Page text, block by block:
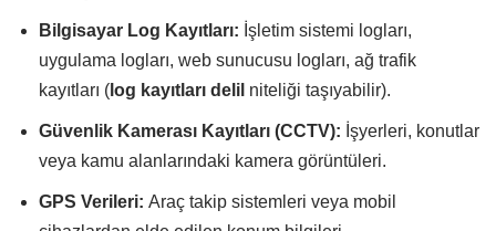
Bilgisayar Log Kayıtları: İşletim sistemi logları,
uygulama logları, web sunucusu logları, ağ trafik
kayıtları ( log kayıtları delil niteliği taşıyabilir).
Güvenlik Kamerası Kayıtları (CCTV): İşyerleri, konutlar
veya kamu alanlarındaki kamera görüntüleri.
GPS Verileri: Araç takip sistemleri veya mobil